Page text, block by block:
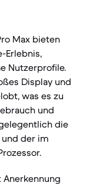
Max bieten
Erlebnis,
Nutzerprofile.
Display und
was es zu
und
die
der im
Anerkennung